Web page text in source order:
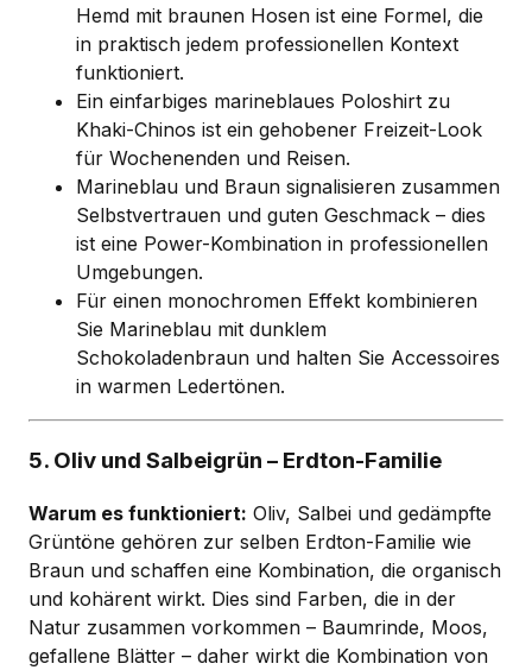
Hemd mit braunen Hosen ist eine Formel, die
in praktisch jedem professionellen Kontext
funktioniert.
Ein einfarbiges marineblaues Poloshirt zu
Khaki-Chinos ist ein gehobener Freizeit-Look
für Wochenenden und Reisen.
Marineblau und Braun signalisieren zusammen
Selbstvertrauen und guten Geschmack – dies
ist eine Power-Kombination in professionellen
Umgebungen.
Für einen monochromen Effekt kombinieren
Sie Marineblau mit dunklem
Schokoladenbraun und halten Sie Accessoires
in warmen Ledertönen.
5. Oliv und Salbeigrün – Erdton-Familie
Warum es funktioniert: Oliv, Salbei und gedämpfte
Grüntöne gehören zur selben Erdton-Familie wie
Braun und schaffen eine Kombination, die organisch
und kohärent wirkt. Dies sind Farben, die in der
Natur zusammen vorkommen – Baumrinde, Moos,
gefallene Blätter – daher wirkt die Kombination von